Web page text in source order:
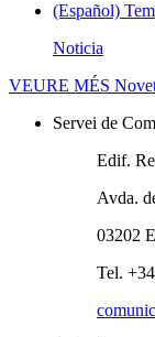
(Español)
Noticia
VEURE MÉS
Servei de
Edif.
Avda.
03202
Tel.